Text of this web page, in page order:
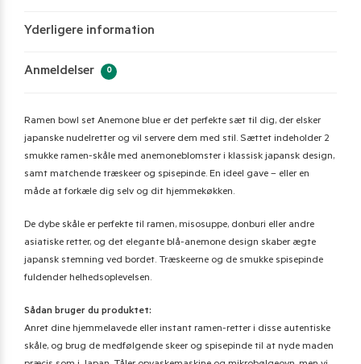
Yderligere information
Anmeldelser 0
Ramen bowl set Anemone blue er det perfekte sæt til dig, der elsker
japanske nudelretter og vil servere dem med stil. Sættet indeholder 2
smukke ramen-skåle med anemoneblomster i klassisk japansk design,
samt matchende træskeer og spisepinde. En ideel gave – eller en
måde at forkæle dig selv og dit hjemmekøkken.
De dybe skåle er perfekte til ramen, misosuppe, donburi eller andre
asiatiske retter, og det elegante blå-anemone design skaber ægte
japansk stemning ved bordet. Træskeerne og de smukke spisepinde
fuldender helhedsoplevelsen.
Sådan bruger du produktet:
Anret dine hjemmelavede eller instant ramen-retter i disse autentiske
skåle, og brug de medfølgende skeer og spisepinde til at nyde maden